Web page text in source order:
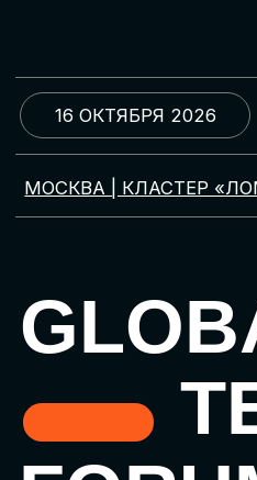
МОСКВА | КЛАСТЕР «ЛОМОНОСОВ»
GLOBAL
FORUM
Цифровая
и автоматизация
09:00-
16 ОКТЯБРЯ 2026